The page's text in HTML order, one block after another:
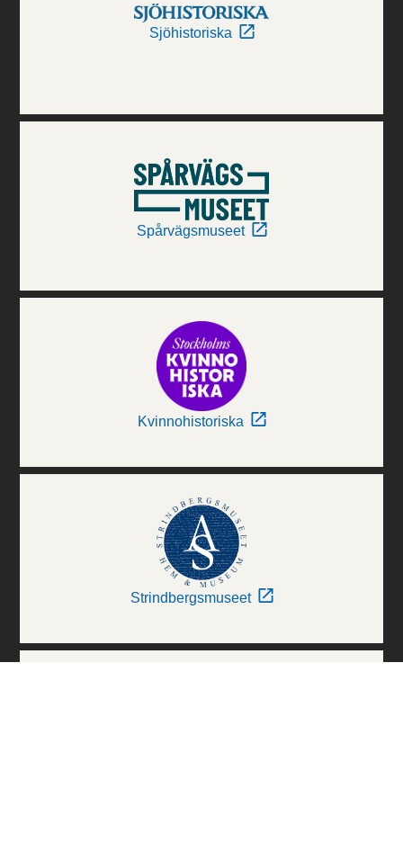
Sjöhistoriska
Spårvägsmuseet
Kvinnohistoriska
Strindbergsmuseet